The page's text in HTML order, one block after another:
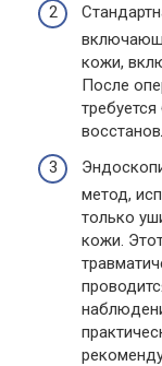
кожи,
После
метод,
только
кожи.